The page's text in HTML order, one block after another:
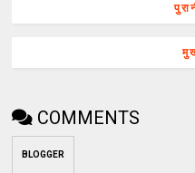
COMMENTS
BLOGGER